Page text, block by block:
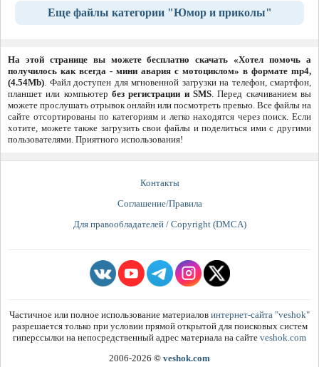
Еще файлы категории "Юмор и приколы"
На этой странице вы можете бесплатно скачать «Хотел помочь а
получилось как всегда - мини авария с мотоциклом» в формате mp4,
(4.54Mb). Файл доступен для мгновенной загрузки на телефон, смартфон,
планшет или компьютер без регистрации и SMS. Перед скачиванием вы
можете прослушать отрывок онлайн или посмотреть превью. Все файлы на
сайте отсортированы по категориям и легко находятся через поиск. Если
хотите, можете также загрузить свои файлы и поделиться ими с другими
пользователями. Приятного использования!
Контакты
Соглашение/Правила
Для правообладателей / Copyright (DMCA)
Частичное или полное использование материалов интернет-сайта "veshok"
разрешается только при условии прямой открытой для поисковых систем
гиперссылки на непосредственный адрес материала на сайте veshok.com
2006-2026 © veshok.com